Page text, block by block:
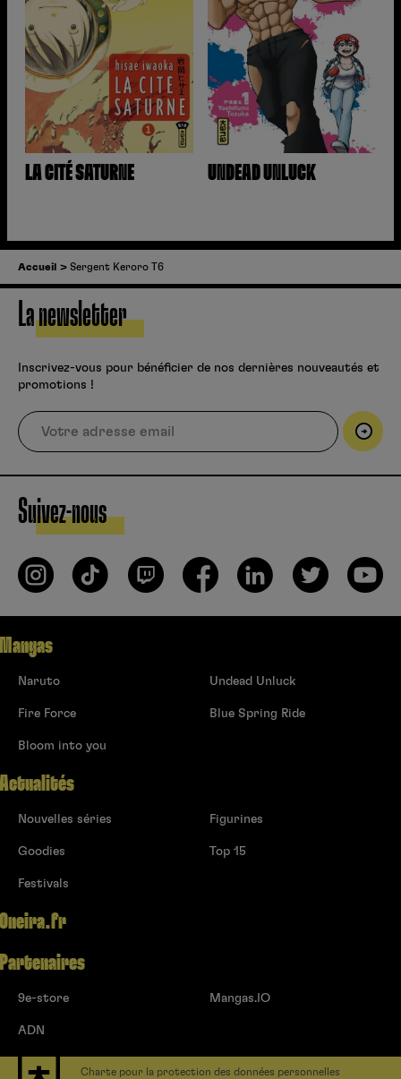
LA CITÉ SATURNE UNDEAD UNLUCK
Accueil Sergent Keroro T6
La newsletter
Inscrivez-vous pour bénéficier de nos dernières nouveautés et
promotions !
Suivez-nous
Mangas
Naruto
Fire Force
Bloom into you
Undead Unluck
Blue Spring Ride
Actualités
Nouvelles séries
Goodies
Festivals
Figurines
Top 15
Oneira.fr
Partenaires
9e-store
ADN
Mangas.IO
Charte pour la protection des données personnelles